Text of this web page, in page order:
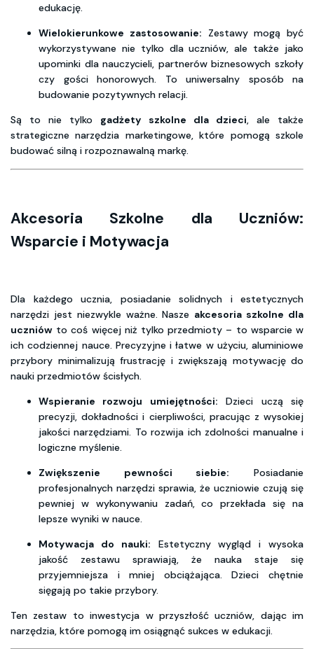
edukację.
Wielokierunkowe zastosowanie: Zestawy mogą być
wykorzystywane nie tylko dla uczniów, ale także jako
upominki dla nauczycieli, partnerów biznesowych szkoły
czy gości honorowych. To uniwersalny sposób na
budowanie pozytywnych relacji.
Są to nie tylko gadżety szkolne dla dzieci, ale także
strategiczne narzędzia marketingowe, które pomogą szkole
budować silną i rozpoznawalną markę.
Akcesoria Szkolne dla Uczniów:
Wsparcie i Motywacja
Dla każdego ucznia, posiadanie solidnych i estetycznych
narzędzi jest niezwykle ważne. Nasze akcesoria szkolne dla
uczniów to coś więcej niż tylko przedmioty – to wsparcie w
ich codziennej nauce. Precyzyjne i łatwe w użyciu, aluminiowe
przybory minimalizują frustrację i zwiększają motywację do
nauki przedmiotów ścisłych.
Wspieranie rozwoju umiejętności: Dzieci uczą się
precyzji, dokładności i cierpliwości, pracując z wysokiej
jakości narzędziami. To rozwija ich zdolności manualne i
logiczne myślenie.
Zwiększenie pewności siebie: Posiadanie
profesjonalnych narzędzi sprawia, że uczniowie czują się
pewniej w wykonywaniu zadań, co przekłada się na
lepsze wyniki w nauce.
Motywacja do nauki: Estetyczny wygląd i wysoka
jakość zestawu sprawiają, że nauka staje się
przyjemniejsza i mniej obciążająca. Dzieci chętnie
sięgają po takie przybory.
Ten zestaw to inwestycja w przyszłość uczniów, dając im
narzędzia, które pomogą im osiągnąć sukces w edukacji.